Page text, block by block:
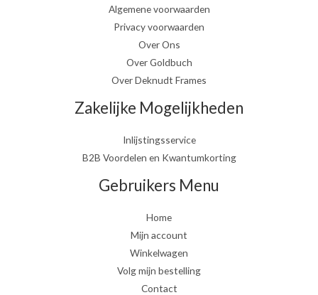
Algemene voorwaarden
Privacy voorwaarden
Over Ons
Over Goldbuch
Over Deknudt Frames
Zakelijke Mogelijkheden
Inlijstingsservice
B2B Voordelen en Kwantumkorting
Gebruikers Menu
Home
Mijn account
Winkelwagen
Volg mijn bestelling
Contact